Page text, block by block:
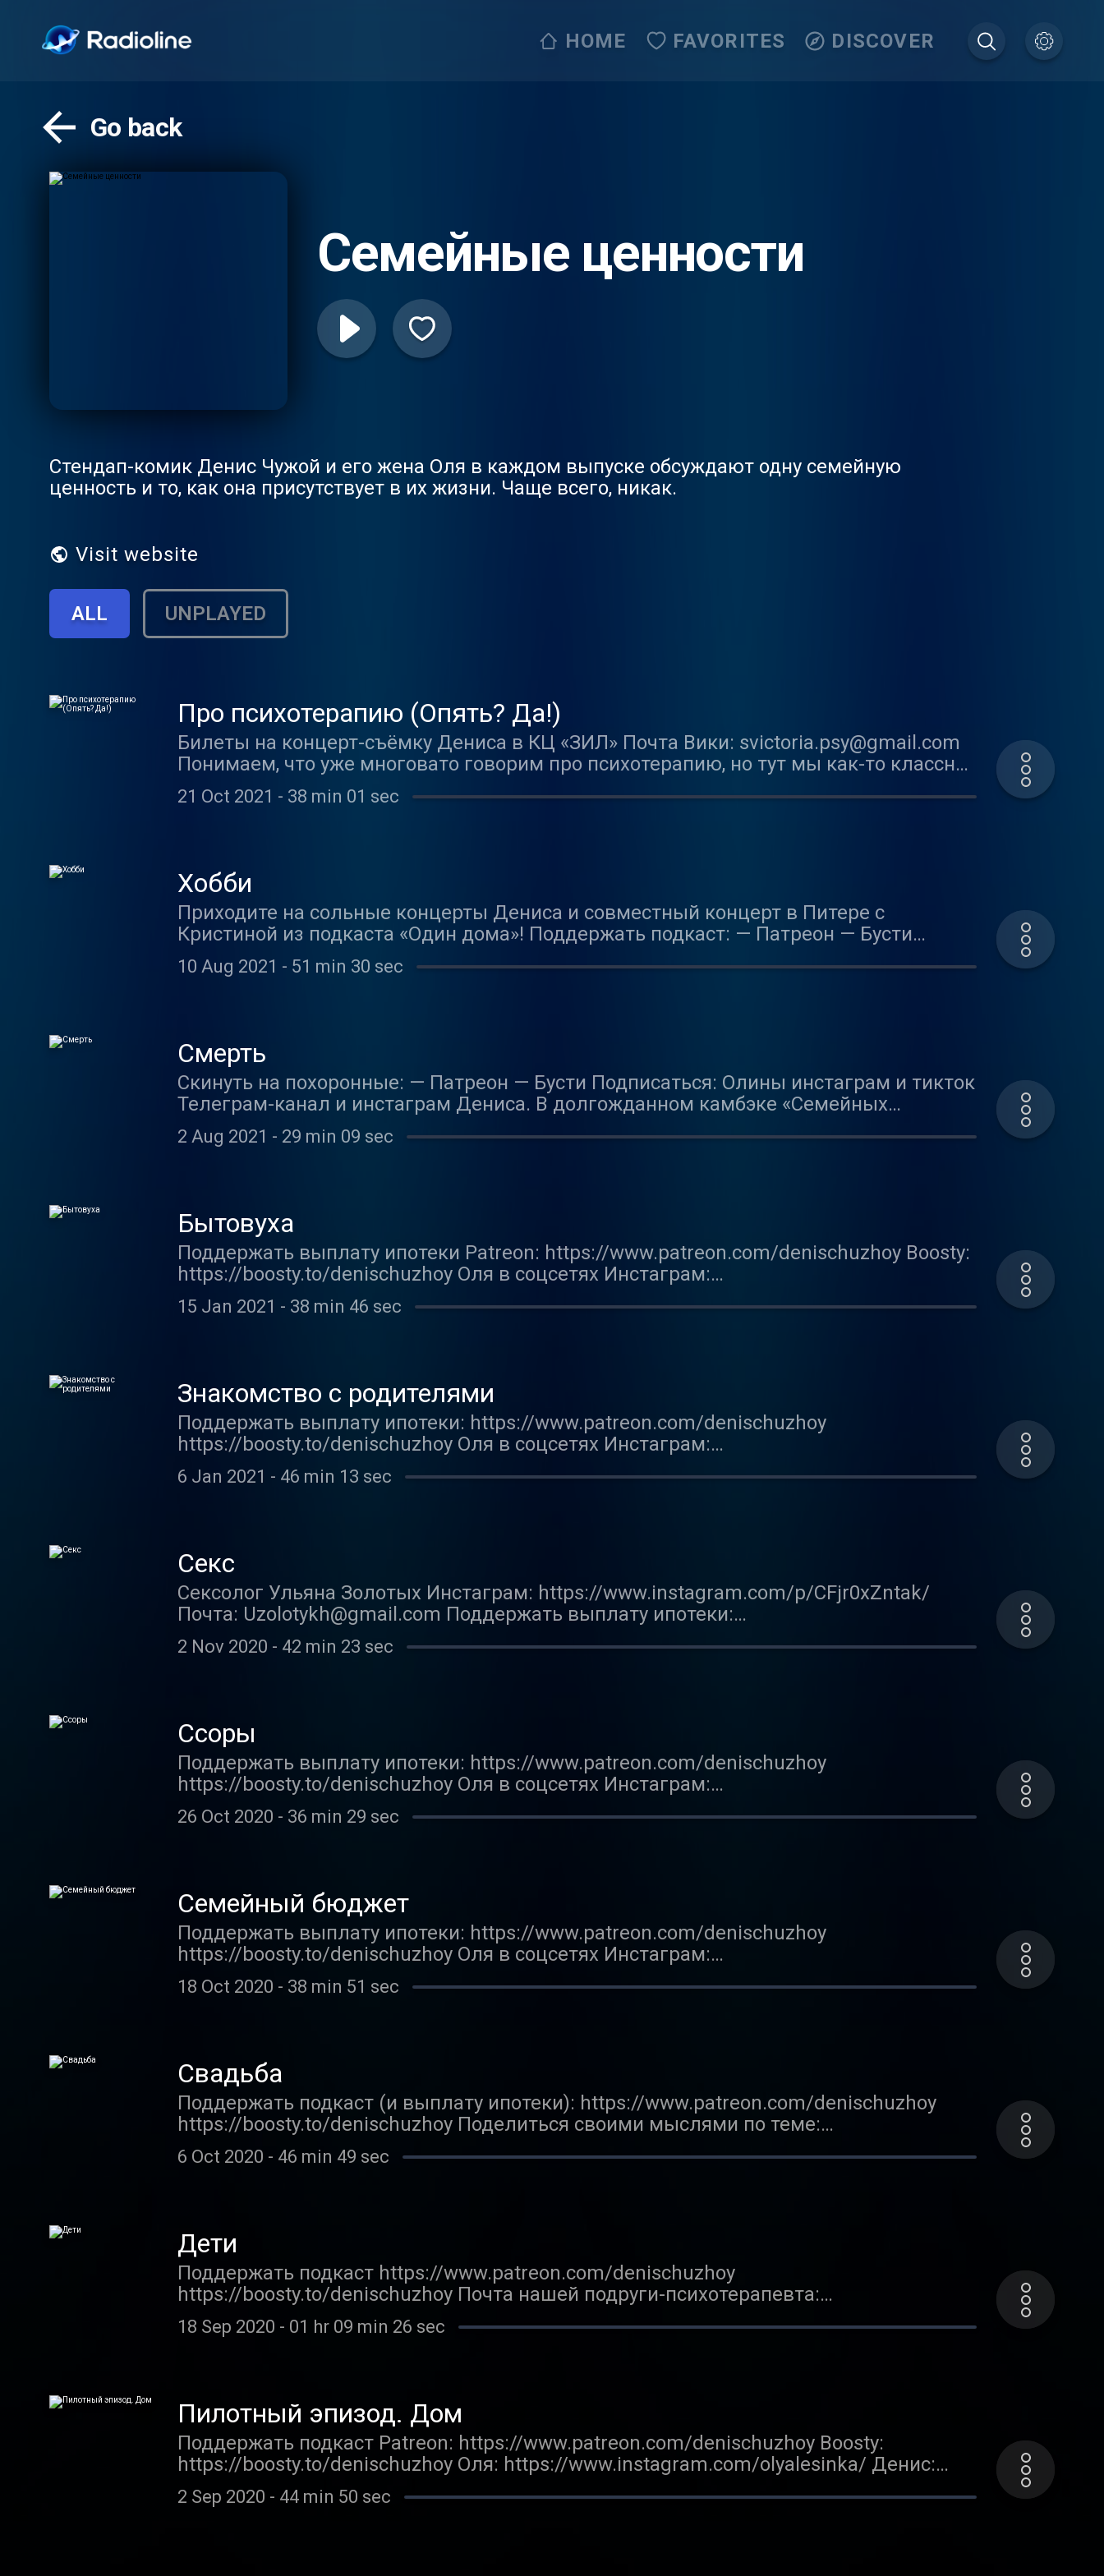
HOME FAVORITES DISCOVER
Go back
Семейные ценности
Стендап-комик Денис Чужой и его жена Оля в каждом выпуске обсуждают одну семейную
ценность и то, как она присутствует в их жизни. Чаще всего, никак.
Visit website
ALL UNPLAYED
Про психотерапию (Опять? Да!)
Билеты на концерт-съёмку Дениса в КЦ «ЗИЛ» Почта Вики: svictoria.psy@gmail.com
Понимаем, что уже многовато говорим про психотерапию, но тут мы как-то классно
поболтали с Викой (спасибо её опыту и винишку в нас с Олей), что решили не
ограничивать себя и ещё раз закрепить, что психотерапия — хорошо, пнятненько?
21 Oct 2021 - 38 min 01 sec
Хобби
Приходите на сольные концерты Дениса и совместный концерт в Питере с
Кристиной из подкаста «Один дома»! Поддержать подкаст: — Патреон — Бусти
Подписаться: Олины инстаграм и тикток Телеграм-канал и инстаграм Дениса.
После выпуска про смерть мы решили чуть осветлить картину мира и поговорить о
10 Aug 2021 - 51 min 30 sec
Смерть
Скинуть на похоронные: — Патреон — Бусти Подписаться: Олины инстаграм и тикток
Телеграм-канал и инстаграм Дениса. В долгожданном камбэке «Семейных
ценностей» мы берёмся за самую солнечную и летнюю тему — смерть. Решаем, кто
и как будет хоронить своего партнёра. Ну, и по мелочи. Получился довольно
2 Aug 2021 - 29 min 09 sec
Бытовуха
Поддержать выплату ипотеки Patreon: https://www.patreon.com/denischuzhoy Boosty:
https://boosty.to/denischuzhoy Оля в соцсетях Инстаграм:
https://www.instagram.com/olyalesinka/ Тикток: https://www.tiktok.com/@olya_alesina
Денис в соцсетях Канал в телеграме: https://t-do.ru/fe_city_boy/ Инстаграм:
15 Jan 2021 - 38 min 46 sec
Знакомство с родителями
Поддержать выплату ипотеки: https://www.patreon.com/denischuzhoy
https://boosty.to/denischuzhoy Оля в соцсетях Инстаграм:
https://www.instagram.com/olyalesinka/ Тикток: https://www.tiktok.com/@olya_alesina
Денис в соцсетях Канал в телеграме: https://t-do.ru/fe_city_boy/ Инстаграм:
обсуждаем, как знакомились с мамами друг друга и читаем истории читателей. У
читателей драматичнее. А ещё Оля поёт!
6 Jan 2021 - 46 min 13 sec
Секс
Сексолог Ульяна Золотых Инстаграм: https://www.instagram.com/p/CFjr0xZntak/
Почта: Uzolotykh@gmail.com Поддержать выплату ипотеки:
https://www.patreon.com/denischuzhoy https://boosty.to/denischuzhoy Оля в соцсетях
Инстаграм: https://www.instagram.com/olyalesinka/ Тикток:
https://twitter.com/fe_city_boy В этом выпуске говорим о сексе с сексологом. Всё
делаем правильно.
2 Nov 2020 - 42 min 23 sec
Ссоры
Поддержать выплату ипотеки: https://www.patreon.com/denischuzhoy
https://boosty.to/denischuzhoy Оля в соцсетях Инстаграм:
https://www.instagram.com/olyalesinka/ Тикток: https://www.tiktok.com/@olya_alesina
Денис в соцсетях Канал в телеграме: https://t-do.ru/fe_city_boy/ Инстаграм:
говорите. Для более полного обсуждения нажмите на кнопку «Плей».
26 Oct 2020 - 36 min 29 sec
Семейный бюджет
Поддержать выплату ипотеки: https://www.patreon.com/denischuzhoy
https://boosty.to/denischuzhoy Оля в соцсетях Инстаграм:
https://www.instagram.com/olyalesinka/ Тикток: https://www.tiktok.com/@olya_alesina
Денис в соцсетях Канал в телеграме: https://t-do.ru/fe_city_boy/ Инстаграм:
разных пар. Конфликта не получилось.
18 Oct 2020 - 38 min 51 sec
Свадьба
Поддержать подкаст (и выплату ипотеки): https://www.patreon.com/denischuzhoy
https://boosty.to/denischuzhoy Поделиться своими мыслями по теме:
denis@denischuzhoy.ru Оля в соцсетях Инстаграм:
https://www.instagram.com/olyalesinka/ Тикток: https://www.tiktok.com/@olya_alesina
новом выпуске обсуждаем, как и зачем люди решаются официально оформить свои
отношения. Вспоминаем идиотские истории других людей. И свои идиотские
истории.
6 Oct 2020 - 46 min 49 sec
Дети
Поддержать подкаст https://www.patreon.com/denischuzhoy
https://boosty.to/denischuzhoy Почта нашей подруги-психотерапевта:
svictoria.psy@gmail.com Сайт про родительство «Нет, это нормально»: https://n-e-
n.ru/ Сергей Мезенцев в ютубе: https://www.youtube.com/user/sergeymeza Статья на
выпуске подкаста мы пытаемся объяснить самим себе, почему у нас до сих пор нет
детей. Получается.
18 Sep 2020 - 01 hr 09 min 26 sec
Пилотный эпизод. Дом
Поддержать подкаст Patreon: https://www.patreon.com/denischuzhoy Boosty:
https://boosty.to/denischuzhoy Оля: https://www.instagram.com/olyalesinka/ Денис:
https://instagram.com/fe_city_boy/ Мы — Денис и Оля, женаты почти семь лет. В
возрождённом подкасте «Семейные ценности» мы в каждом выпуске берём какую-
2 Sep 2020 - 44 min 50 sec